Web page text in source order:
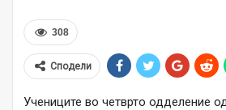
308
Сподели
Учениците во четврто одделение